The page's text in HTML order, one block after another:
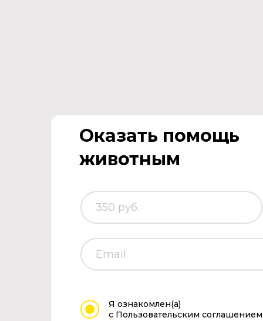
Оказать помощь
животным
Я ознакомлен(а)
с Пользовательским соглашением